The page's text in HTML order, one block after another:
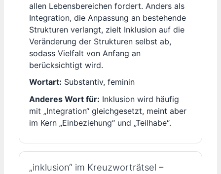
allen Lebensbereichen fordert. Anders als
Integration, die Anpassung an bestehende
Strukturen verlangt, zielt Inklusion auf die
Veränderung der Strukturen selbst ab,
sodass Vielfalt von Anfang an
berücksichtigt wird.
Wortart: Substantiv, feminin
Anderes Wort für: Inklusion wird häufig
mit „Integration“ gleichgesetzt, meint aber
im Kern „Einbeziehung“ und „Teilhabe“.
„inklusion“ im Kreuzworträtsel –